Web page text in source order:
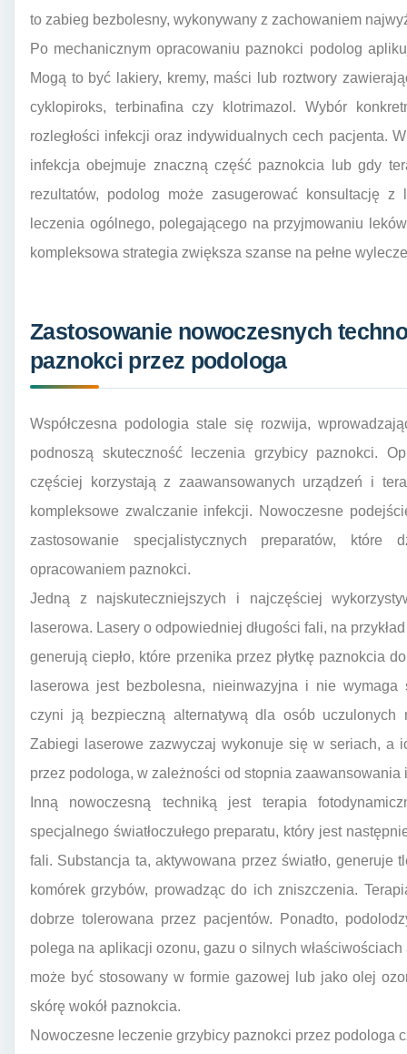
to zabieg bezbolesny, wykonywany z zachowaniem
Po mechanicznym opracowaniu paznokci podolog
Mogą to być lakiery, kremy, maści lub roztwory
cyklopiroks, terbinafina czy klotrimazol. Wybór
rozległości infekcji oraz indywidualnych cech pacjenta.
infekcja obejmuje znaczną część paznokcia lub gdy
rezultatów, podolog może zasugerować konsultację z
leczenia ogólnego, polegającego na przyjmowaniu
kompleksowa strategia zwiększa szanse na pełne
Zastosowanie nowoczesnych
paznokci przez podologa
Współczesna podologia stale się rozwija,
podnoszą skuteczność leczenia grzybicy paznokci.
częściej korzystają z zaawansowanych urządzeń i
kompleksowe zwalczanie infekcji. Nowoczesne
zastosowanie specjalistycznych preparatów, które
opracowaniem paznokci.
Jedną z najskuteczniejszych i najczęściej
laserowa. Lasery o odpowiedniej długości fali, na
generują ciepło, które przenika przez płytkę paznokcia
laserowa jest bezbolesna, nieinwazyjna i nie wymaga
czyni ją bezpieczną alternatywą dla osób uczulonych
Zabiegi laserowe zazwyczaj wykonuje się w seriach, a
przez podologa, w zależności od stopnia zaawansowania
Inną nowoczesną techniką jest terapia
specjalnego światłoczułego preparatu, który jest
fali. Substancja ta, aktywowana przez światło, generuje
komórek grzybów, prowadząc do ich zniszczenia.
dobrze tolerowana przez pacjentów. Ponadto,
polega na aplikacji ozonu, gazu o silnych
może być stosowany w formie gazowej lub jako olej
skórę wokół paznokcia.
Nowoczesne leczenie grzybicy paznokci przez podologa